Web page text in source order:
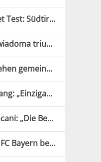
Casiraghi entscheidet Test: Südtirol bezwingt Verona
Tour de France: Niewiadoma triumphiert am Mont Ventoux
Eppan und Leifers gehen gemeinsame Wege
Peterlini mit Neuanfang: „Einzigartige und verrückte Jahre“
Cagnotto krönt Pellacani: „Die Beste Europas“
Erst Kim, dann Díaz: FC Bayern besiegt Aston Villa